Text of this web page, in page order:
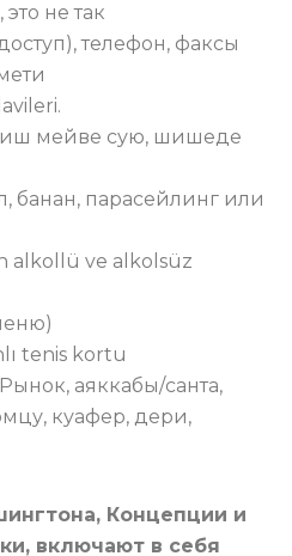
не так
телефон, факсы
мейве сую, шишеде
банан, парасейлинг или
alkollü ve alkolsüz
tenis kortu
аяккабы/санта,
куафер, дери,
Концепции и
включают в себя